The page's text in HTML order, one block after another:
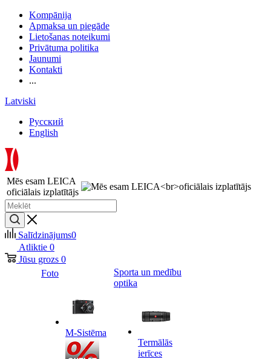
Kompānija
Apmaksa un piegāde
Lietošanas noteikumi
Privātuma politika
Jaunumi
Kontakti
...
Latviski
Русский
English
Mēs esam LEICA
oficiālais izplatītājs
Salīdzinājums0
Atliktie 0
Jūsu grozs 0
Foto
M-Sistēma
Sporta un medību
optika
Termālās
ierīces